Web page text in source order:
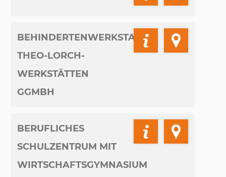
BEHINDERTENWERKSTATT
THEO-LORCH-
WERKSTÄTTEN
GGMBH
BERUFLICHES
SCHULZENTRUM MIT
WIRTSCHAFTSGYMNASIUM